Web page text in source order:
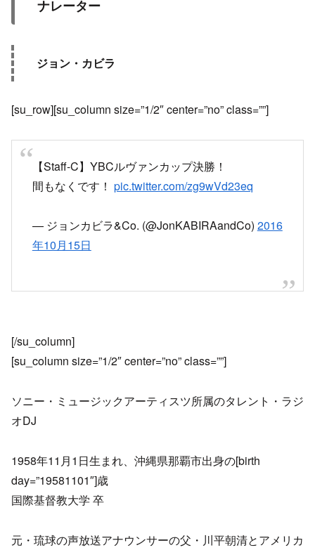
ナレーター
ジョン・カビラ
[su_row][su_column size=”1/2″ center=”no” class=””]
【Staff-C】YBCルヴァンカップ決勝！
間もなくです！ pic.twitter.com/zg9wVd23eq
— ジョンカビラ&Co. (@JonKABIRAandCo) 2016
年10月15日
[/su_column]
[su_column size=”1/2″ center=”no” class=””]
ソニー・ミュージックアーティスツ所属のタレント・ラジ
オDJ
1958年11月1日生まれ、沖縄県那覇市出身の[birth
day=”19581101″]歳
国際基督教大学 卒
元・琉球の声放送アナウンサーの父・川平朝清とアメリカ